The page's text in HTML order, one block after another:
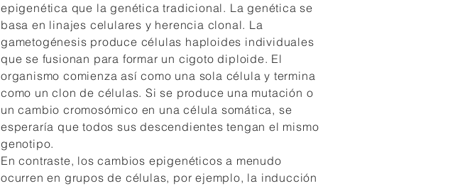
epigenética que la genética tradicional. La genética se
basa en linajes celulares y herencia clonal. La
gametogénesis produce células haploides individuales
que se fusionan para formar un cigoto diploide. El
organismo comienza así como una sola célula y termina
como un clon de células. Si se produce una mutación o
un cambio cromosómico en una célula somática, se
esperaría que todos sus descendientes tengan el mismo
genotipo.
En contraste, los cambios epigenéticos a menudo
ocurren en grupos de células, por ejemplo, la inducción